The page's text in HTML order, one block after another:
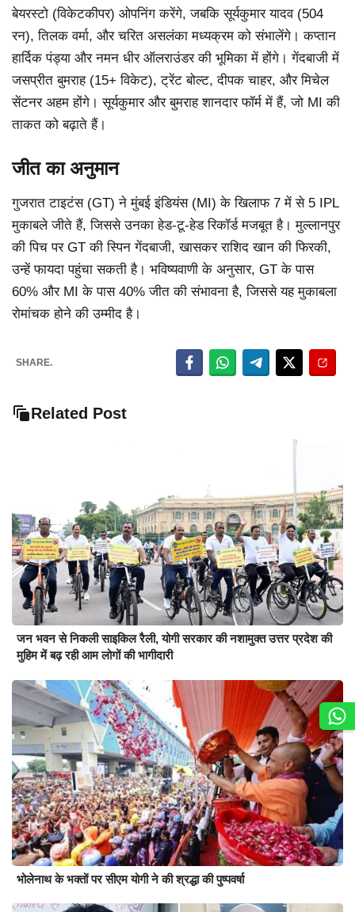
बेयरस्टो (विकेटकीपर) ओपनिंग करेंगे, जबकि सूर्यकुमार यादव (504
रन), तिलक वर्मा, और चरित असलंका मध्यक्रम को संभालेंगे। कप्तान
हार्दिक पंड्या और नमन धीर ऑलराउंडर की भूमिका में होंगे। गेंदबाजी में
जसप्रीत बुमराह (15+ विकेट), ट्रेंट बोल्ट, दीपक चाहर, और मिचेल
सेंटनर अहम होंगे। सूर्यकुमार और बुमराह शानदार फॉर्म में हैं, जो MI की
ताकत को बढ़ाते हैं।
जीत का अनुमान
गुजरात टाइटंस (GT) ने मुंबई इंडियंस (MI) के खिलाफ 7 में से 5 IPL
मुकाबले जीते हैं, जिससे उनका हेड-टू-हेड रिकॉर्ड मजबूत है। मुल्लानपुर
की पिच पर GT की स्पिन गेंदबाजी, खासकर राशिद खान की फिरकी,
उन्हें फायदा पहुंचा सकती है। भविष्यवाणी के अनुसार, GT के पास
60% और MI के पास 40% जीत की संभावना है, जिससे यह मुकाबला
रोमांचक होने की उम्मीद है।
SHARE.
Related Post
जन भवन से निकली साइकिल रैली, योगी सरकार की नशामुक्त उत्तर प्रदेश की
मुहिम में बढ़ रही आम लोगों की भागीदारी
भोलेनाथ के भक्तों पर सीएम योगी ने की श्रद्धा की पुष्पवर्षा